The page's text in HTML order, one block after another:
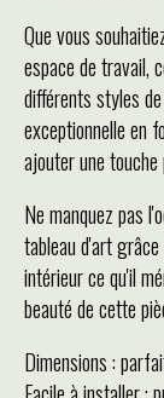
Que vous
espace de travail,
différents styles
exceptionnelle en
ajouter une
Ne manquez pas
tableau d'art
intérieur ce qu'il
beauté de cette
Dimensions :